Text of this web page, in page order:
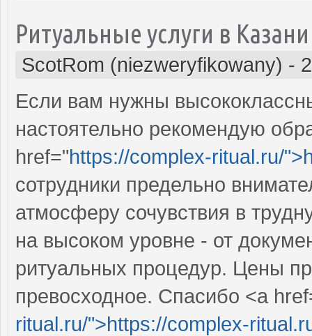
Ритуальные услуги в Казани
ScotRom (niezweryfikowany) -
Если вам нужны
настоятельно рекомендую
href="https://complex-ritual.ru/
сотрудники предельно
атмосферу сочувствия в
на высоком уровне - от
ритуальных процедур. Цены
превосходное. Спасибо <a
ritual.ru/">https://complex-